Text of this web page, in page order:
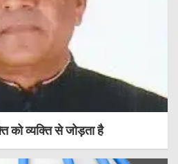
को व्यक्ति से जोड़ता है